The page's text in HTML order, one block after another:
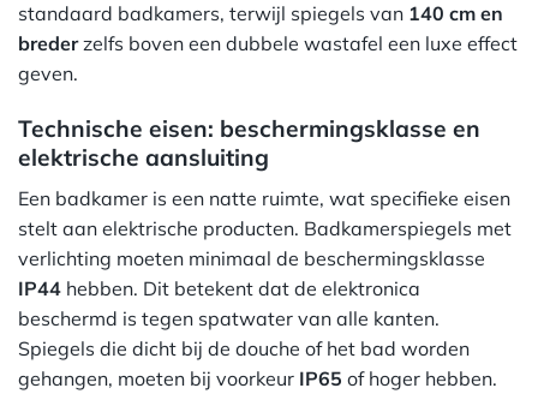
standaard badkamers, terwijl spiegels van 140 cm en
brederzelfs boven een dubbele wastafel een luxe effect
geven.
Technische eisen: beschermingsklasse en
elektrische aansluiting
Een badkamer is een natte ruimte, wat specifieke eisen
stelt aan elektrische producten. Badkamerspiegels met
verlichting moeten minimaal de beschermingsklasse
IP44 hebben. Dit betekent dat de elektronica
beschermd is tegen spatwater van alle kanten.
Spiegels die dicht bij de douche of het bad worden
gehangen, moeten bij voorkeur IP65 of hoger hebben.